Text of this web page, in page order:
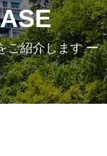
ご紹介します ー